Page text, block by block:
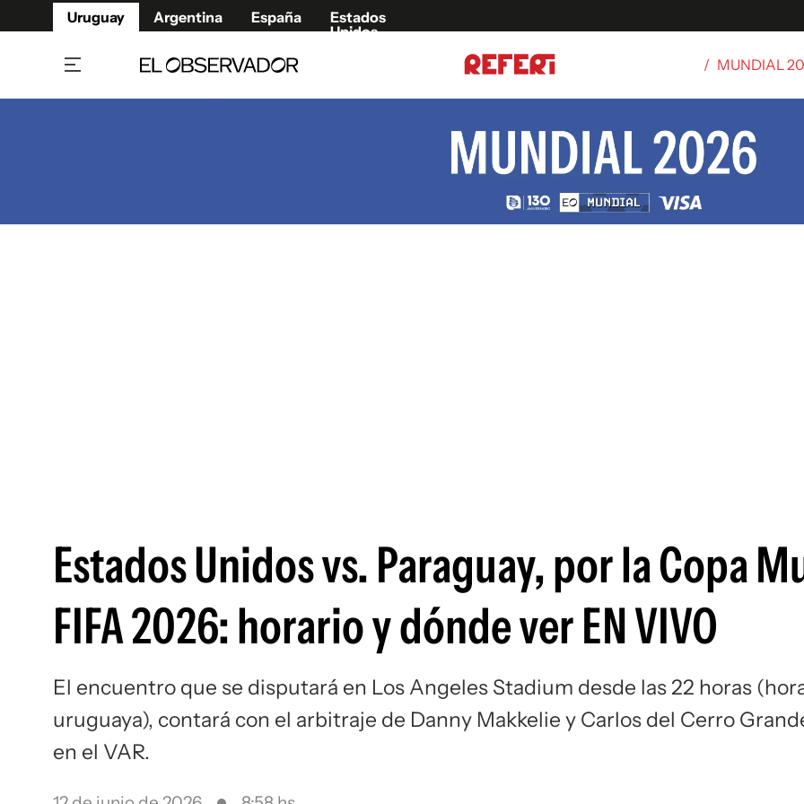
Uruguay Argentina España
Estados
Unidos
/ MUNDIAL
Estados Unidos vs. Paraguay, por la Copa
FIFA 2026: horario y dónde ver EN VIVO
El encuentro que se disputará en Los Angeles Stadium desde las 22 horas
uruguaya), contará con el arbitraje de Danny Makkelie y Carlos del Cerro
en el VAR.